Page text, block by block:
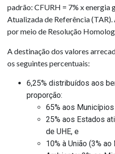
padrão: CFURH = 7% x energia
Atualizada de Referência
por meio de Resolução
A destinação dos valores
os seguintes percentuais:
6,25% distribuídos aos
proporção:
65% aos
25% aos Estados
de UHE, e
10% à União (3%